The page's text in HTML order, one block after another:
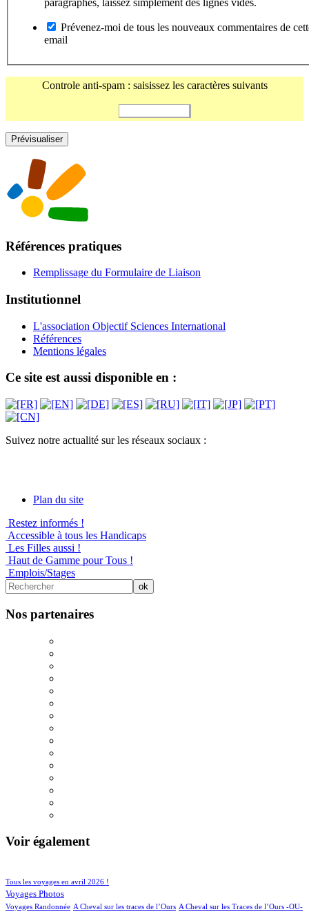
Prévenez-moi de tous les nouveaux commentaires de
email
Controle anti-spam : saisissez les caractères suivants
Références pratiques
Remplissage du Formulaire de Liaison
Institutionnel
L'association Objectif Sciences International
Références
Mentions légales
Ce site est aussi disponible en :
Suivez notre actualité sur les réseaux sociaux :
Plan du site
Restez informés !
Accessible à tous les Handicaps
Les Filles aussi !
Haut de Gamme pour Tous !
Emplois/Stages
Nos partenaires
Voir également
Tous les voyages en avril 2026 !
208/875
Voyages Photos
148/875
Voyages Randonnée
4/875 A Cheval sur les traces de l’Ours
4/875 A Cheval sur les Traces de l’Ours -OU-